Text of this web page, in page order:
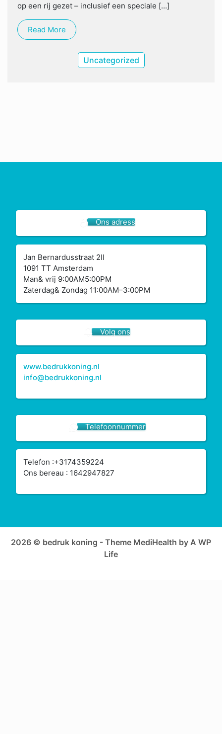
op een rij gezet – inclusief een speciale […]
Read More
Uncategorized
Ons adress
Jan Bernardusstraat 2II
1091 TT Amsterdam
Man& vrij 9:00AM5:00PM
Zaterdag& Zondag 11:00AM–3:00PM
Volg ons
www.bedrukkoning.nl
info@bedrukkoning.nl
Telefoonnummer
Telefon :+3174359224
Ons bereau : 1642947827
2026 © bedruk koning - Theme MediHealth by A WP
Life